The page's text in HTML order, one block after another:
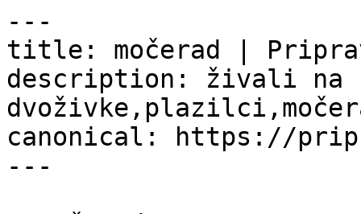
---
title: močerad |
description: živali na
canonical: https://
---